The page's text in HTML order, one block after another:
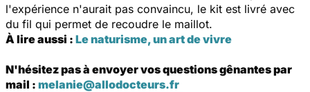
l'expérience n'aurait pas convaincu, le kit est livré avec
du fil qui permet de recoudre le maillot.
À lire aussi : Le naturisme, un art de vivre
N'hésitez pas à envoyer vos questions gênantes par
mail : melanie@allodocteurs.fr